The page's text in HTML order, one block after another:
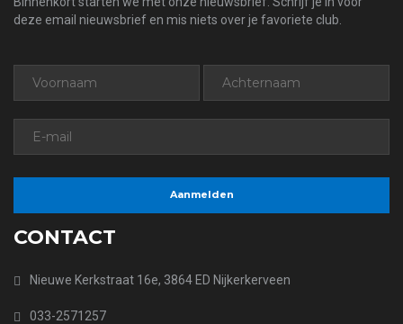
deze email nieuwsbrief en mis niets over je favoriete club.
CONTACT
Nieuwe Kerkstraat 16e, 3864 ED Nijkerkerveen
033-2571257